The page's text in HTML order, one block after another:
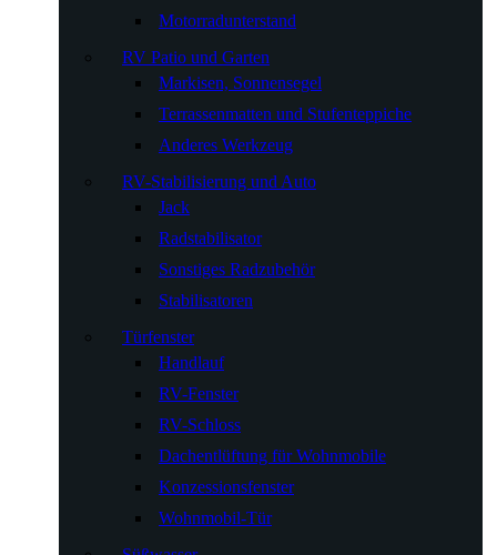
Motorradunterstand
RV Patio und Garten
Markisen, Sonnensegel
Terrassenmatten und Stufenteppiche
Anderes Werkzeug
RV-Stabilisierung und Auto
Jack
Radstabilisator
Sonstiges Radzubehör
Stabilisatoren
Türfenster
Handlauf
RV-Fenster
RV-Schloss
Dachentlüftung für Wohnmobile
Konzessionsfenster
Wohnmobil-Tür